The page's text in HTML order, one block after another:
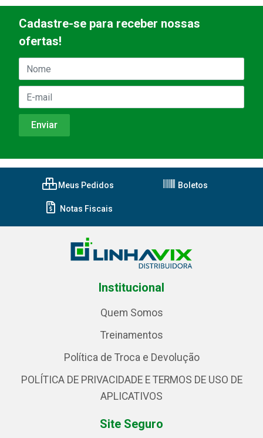
Cadastre-se para receber nossas
ofertas!
Meus Pedidos Boletos
Notas Fiscais
Institucional
Quem Somos
Treinamentos
Política de Troca e Devolução
POLÍTICA DE PRIVACIDADE E TERMOS DE USO DE
APLICATIVOS
Site Seguro